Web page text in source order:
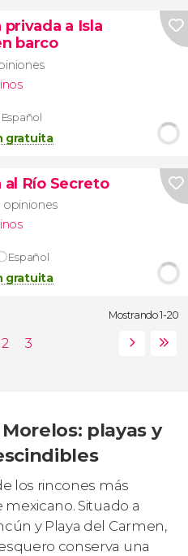
privada a Isla
barco
Español
gratuita
al Río Secreto
opiniones
Español
gratuita
Mostrando 1-20
playas y
los rincones más
Situado a
y Playa del Carmen,
conserva una